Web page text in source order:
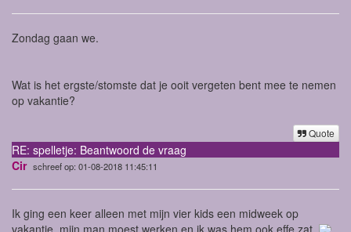
Zondag gaan we.
Wat is het ergste/stomste dat je ooit vergeten bent mee te nemen
op vakantie?
Quote
RE: spelletje: Beantwoord de vraag
Cir schreef op: 01-08-2018 11:45:11
Ik ging een keer alleen met mijn vier kids een midweek op
vakantie, mijn man moest werken en ik was hem ook effe zat